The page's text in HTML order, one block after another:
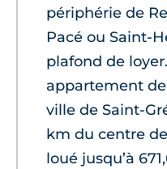
périphérie de
Pacé ou Saint-
plafond de
appartement
ville de Saint-
km du centre
loué jusqu’à